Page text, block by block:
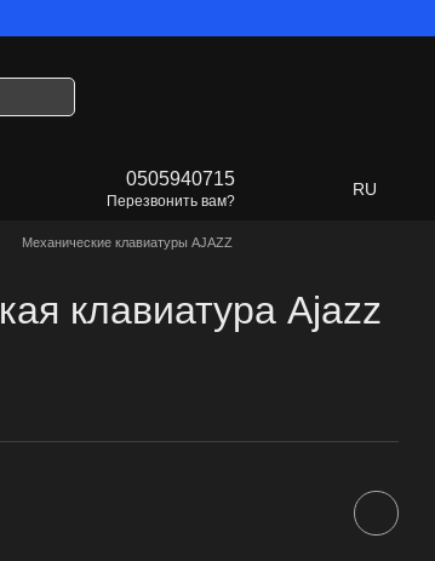
0505940715
Перезвонить вам?
RU
Механические клавиатуры AJAZZ
клавиатура Ajazz